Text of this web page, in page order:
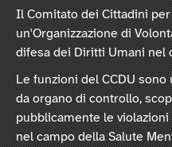
Il Comitato dei Cittadini
un'Organizzazione di
difesa dei Diritti Umani nel
Le funzioni del CCDU
da organo di controllo,
pubblicamente le
nel campo della Salute